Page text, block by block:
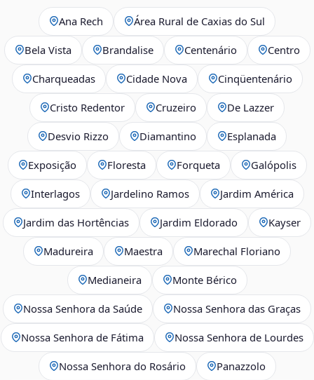
Ana Rech Área Rural de Caxias do Sul
Bela Vista Brandalise Centenário Centro
Charqueadas Cidade Nova Cinqüentenário
Cristo Redentor Cruzeiro De Lazzer
Desvio Rizzo Diamantino Esplanada
Exposição Floresta Forqueta Galópolis
Interlagos Jardelino Ramos Jardim América
Jardim das Hortências Jardim Eldorado Kayser
Madureira Maestra Marechal Floriano
Medianeira Monte Bérico
Nossa Senhora da Saúde Nossa Senhora das Graças
Nossa Senhora de Fátima Nossa Senhora de Lourdes
Nossa Senhora do Rosário Panazzolo